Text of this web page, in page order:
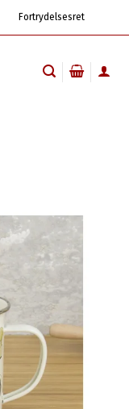
Fortrydelsesret